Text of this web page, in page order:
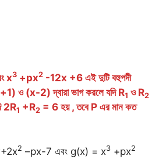
x3 +px2 -12x +6 এই দুটি বহুপদী
ও (x-2) দ্বারা ভাগ করলে যদি R1 ও R2
2R1 +R2 = 6 হয় , তবে P এর মান কত
+2x2 –px-7 এবং g(x) = x3 +px2